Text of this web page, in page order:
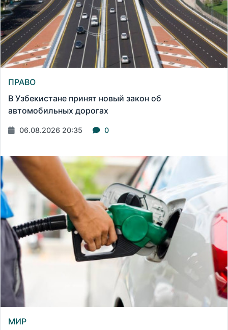
ПРАВО
В Узбекистане принят новый закон об
автомобильных дорогах
06.08.2026 20:35 0
МИР